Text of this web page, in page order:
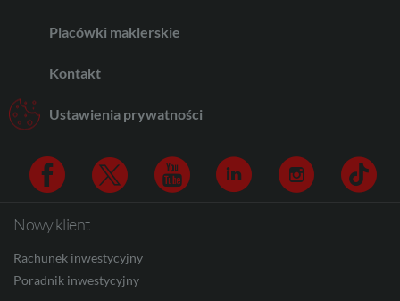
CAD
Placówki maklerskie
Kontakt
Ustawienia prywatności
Facebook
Nowy klient
Rachunek inwestycyjny
Poradnik inwestycyjny